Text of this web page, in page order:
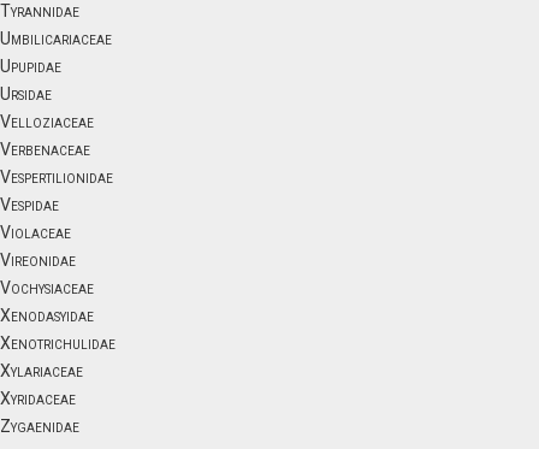
Tyrannidae
Umbilicariaceae
Upupidae
Ursidae
Velloziaceae
Verbenaceae
Vespertilionidae
Vespidae
Violaceae
Vireonidae
Vochysiaceae
Xenodasyidae
Xenotrichulidae
Xylariaceae
Xyridaceae
Zygaenidae